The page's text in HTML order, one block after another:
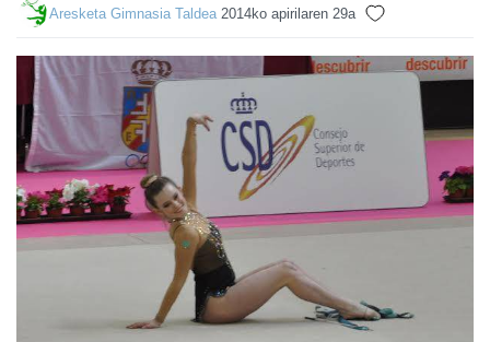
Aresketa Gimnasia Taldea 2014ko apirilaren 29a